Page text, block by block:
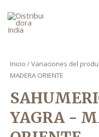
contenido
Inicio / Variaciones del
MADERA ORIENTE
YAGRA -